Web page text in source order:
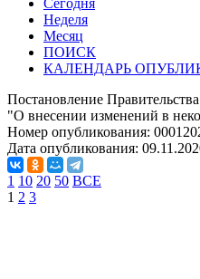
Сегодня
Неделя
Месяц
ПОИСК
КАЛЕНДАРЬ
Постановление
"О внесении изменений в
Номер опубликования:
Дата опубликования:
1 10 20 50 ВСЕ
1 2 3